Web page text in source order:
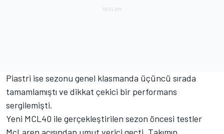
Piastri ise sezonu genel klasmanda üçüncü sırada
tamamlamıştı ve dikkat çekici bir performans
sergilemişti.
Yeni MCL40 ile gerçekleştirilen sezon öncesi testler